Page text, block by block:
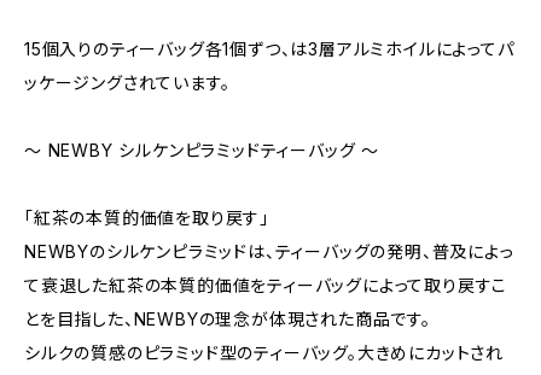
15個入りのティーバッグ各1個ずつ、は3層アルミホイルによってパ
ッケージングされています。
〜 NEWBY シルケンピラミッドティーバッグ 〜
「紅茶の本質的価値を取り戻す」
NEWBYのシルケンピラミッドは、ティーバッグの発明、普及によっ
て衰退した紅茶の本質的価値をティーバッグによって取り戻すこ
とを目指した、NEWBYの理念が体現された商品です。
シルクの質感のピラミッド型のティーバッグ。大きめにカットされ